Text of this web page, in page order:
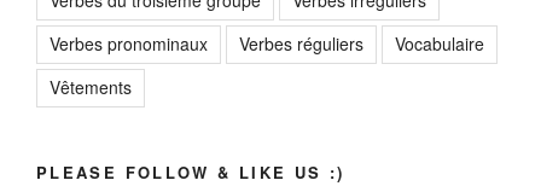
Verbes pronominaux
Verbes réguliers
Vocabulaire
Vêtements
PLEASE FOLLOW & LIKE US :)